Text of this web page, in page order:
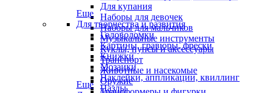
Для купания
Наборы для девочек
Наборы для мальчиков
Музыкальные инструменты
Куклы, пупсы и аксессуары
Транспорт
Животные и насекомые
Оружие
Еще
Для творчества и развития
Головоломки
Картины, гравюры, фрески
Книжки
Мозаики
Наклейки, аппликации, квиллинг
Пазлы
Еще